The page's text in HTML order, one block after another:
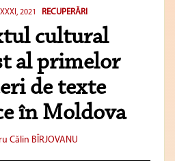
2021 RECUPERĂRI
cultural
al primelor
de texte
în Moldova
Călin BÎRJOVANU